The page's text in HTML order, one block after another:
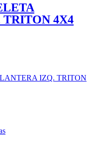
4X4
IZQ. TRITON